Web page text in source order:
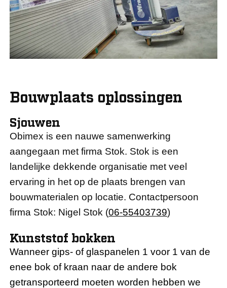
Bouwplaats oplossingen
Sjouwen
Obimex is een nauwe samenwerking
aangegaan met firma Stok. Stok is een
landelijke dekkende organisatie met veel
ervaring in het op de plaats brengen van
bouwmaterialen op locatie. Contactpersoon
firma Stok: Nigel Stok (06-55403739)
Kunststof bokken
Wanneer gips- of glaspanelen 1 voor 1 van de
enee bok of kraan naar de andere bok
getransporteerd moeten worden hebben we